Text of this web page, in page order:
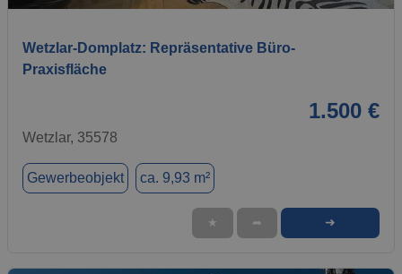
Wetzlar-Domplatz: Repräsentative Büro-
Praxisfläche
1.500 €
Wetzlar, 35578
Gewerbeobjekt ca. 9,93 m²
★ ➦ ➜